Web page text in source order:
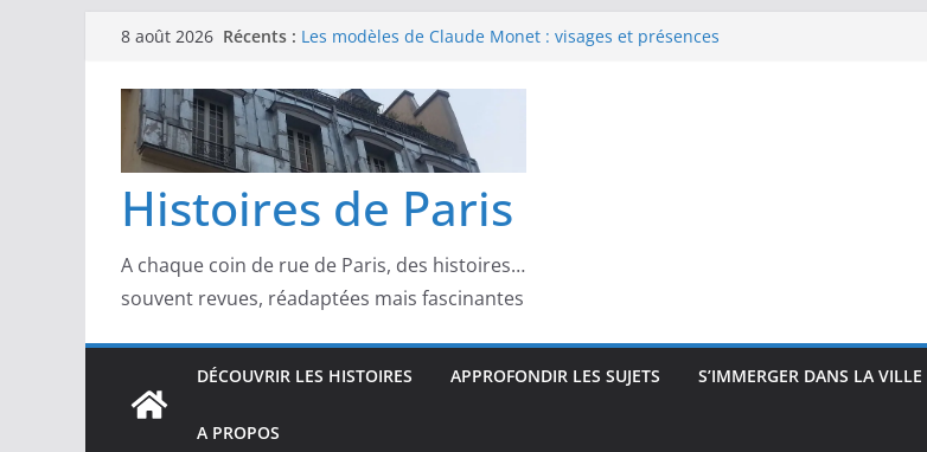
Passer
contenu
8 août 2026 Récents : Les modèles de Claude Monet : visages et présences
confidences de la Belle Époque
Les modèles de Pierre‑Auguste Renoir : visages, corps et
complicités au cœur de l’impressionnisme
Les modèles de Degas : danseuses, travailleuses et visages
d’un Paris moderne
Les modèles de Manet : entre intimité, modernité et
Histoires de Paris
A chaque coin de rue de Paris, des histoires…
souvent revues, réadaptées mais fascinantes
DÉCOUVRIR LES HISTOIRES APPROFONDIR LES SUJETS S’IMMERGER DANS LA VILLE
A PROPOS